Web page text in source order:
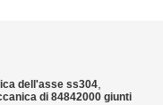
dell'asse ss304,
di 84842000 giunti